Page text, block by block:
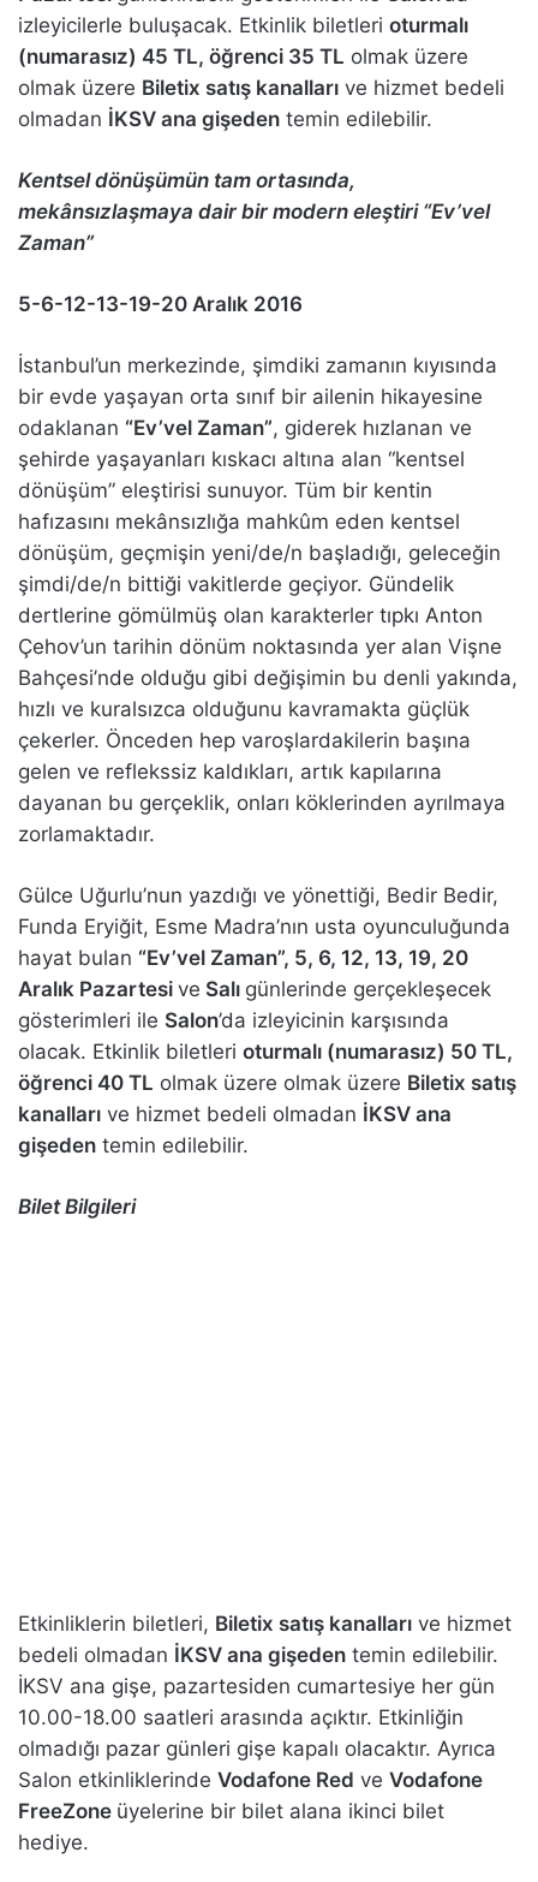
izleyicilerle buluşacak. Etkinlik biletleri oturmalı
(numarasız) 45 TL, öğrenci 35 TL olmak üzere
olmak üzere Biletix satış kanalları ve hizmet bedeli
olmadan İKSV ana gişeden temin edilebilir.
Kentsel dönüşümün tam ortasında,
mekânsızlaşmaya dair bir modern eleştiri “Ev’vel
Zaman”
5-6-12-13-19-20 Aralık 2016
İstanbul’un merkezinde, şimdiki zamanın kıyısında
bir evde yaşayan orta sınıf bir ailenin hikayesine
odaklanan “Ev’vel Zaman”, giderek hızlanan ve
şehirde yaşayanları kıskacı altına alan “kentsel
dönüşüm” eleştirisi sunuyor. Tüm bir kentin
hafızasını mekânsızlığa mahkûm eden kentsel
dönüşüm, geçmişin yeni/de/n başladığı, geleceğin
şimdi/de/n bittiği vakitlerde geçiyor. Gündelik
dertlerine gömülmüş olan karakterler tıpkı Anton
Çehov’un tarihin dönüm noktasında yer alan Vişne
Bahçesi’nde olduğu gibi değişimin bu denli yakında,
hızlı ve kuralsızca olduğunu kavramakta güçlük
çekerler. Önceden hep varoşlardakilerin başına
gelen ve reflekssiz kaldıkları, artık kapılarına
dayanan bu gerçeklik, onları köklerinden ayrılmaya
zorlamaktadır.
Gülce Uğurlu’nun yazdığı ve yönettiği, Bedir Bedir,
Funda Eryiğit, Esme Madra’nın usta oyunculuğunda
hayat bulan “Ev’vel Zaman”, 5, 6, 12, 13, 19, 20
Aralık Pazartesi ve Salı günlerinde gerçekleşecek
gösterimleri ile Salon’da izleyicinin karşısında
olacak. Etkinlik biletleri oturmalı (numarasız) 50 TL,
öğrenci 40 TL olmak üzere olmak üzere Biletix satış
kanalları ve hizmet bedeli olmadan İKSV ana
gişeden temin edilebilir.
Bilet Bilgileri
Etkinliklerin biletleri, Biletix satış kanalları ve hizmet
bedeli olmadan İKSV ana gişeden temin edilebilir.
İKSV ana gişe, pazartesiden cumartesiye her gün
10.00-18.00 saatleri arasında açıktır. Etkinliğin
olmadığı pazar günleri gişe kapalı olacaktır. Ayrıca
Salon etkinliklerinde Vodafone Red ve Vodafone
FreeZone üyelerine bir bilet alana ikinci bilet
hediye.